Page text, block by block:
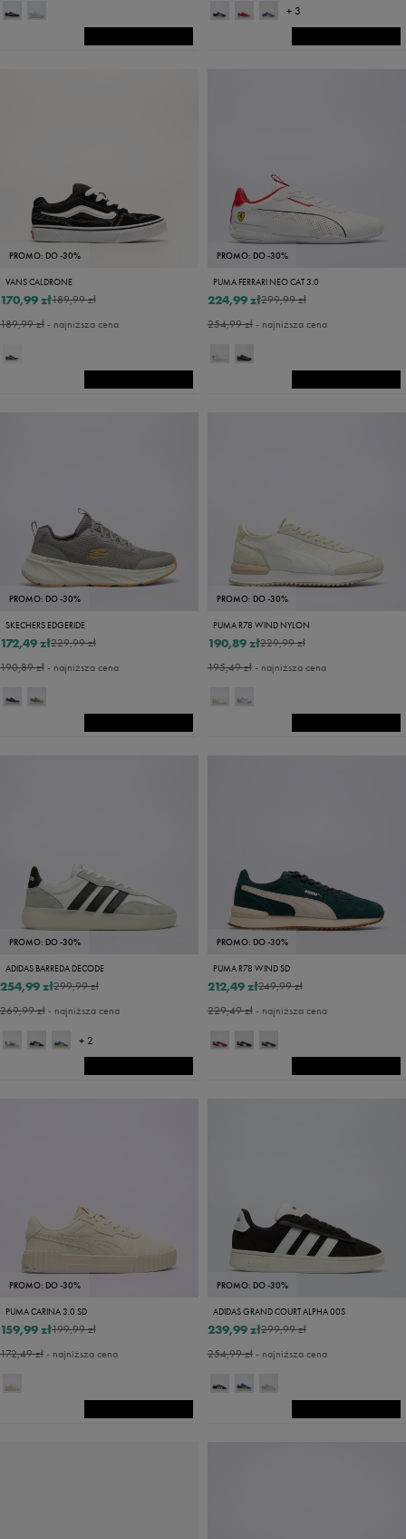
+ 3
PROMO: DO -30%
VANS CALDRONE
189,99 zł
170,99 zł
189,99 zł- najniższa cena
PROMO: DO -30%
PUMA FERRARI NEO CAT 3.0
299,99 zł
224,99 zł
254,99 zł- najniższa cena
PROMO: DO -30%
SKECHERS EDGERIDE
229,99 zł
172,49 zł
190,89 zł- najniższa cena
PROMO: DO -30%
PUMA R78 WIND NYLON
229,99 zł
190,89 zł
195,49 zł- najniższa cena
PROMO: DO -30%
ADIDAS BARREDA DECODE
299,99 zł
254,99 zł
269,99 zł- najniższa cena
+ 2
PROMO: DO -30%
PUMA R78 WIND SD
249,99 zł
212,49 zł
229,49 zł- najniższa cena
PROMO: DO -30%
PUMA CARINA 3.0 SD
199,99 zł
159,99 zł
172,49 zł- najniższa cena
PROMO: DO -30%
ADIDAS GRAND COURT ALPHA 00S
299,99 zł
239,99 zł
254,99 zł- najniższa cena